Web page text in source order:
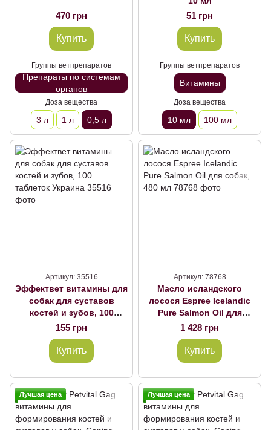
470 грн
Купить
Группы ветпрепаратов
Препараты по системам
органов
Доза вещества
3 л 1 л 0,5 л
51 грн
Купить
Группы ветпрепаратов
Витамины
Доза вещества
10 мл 100 мл
Артикул: 35516
Эффектвет витамины для
собак для суставов
костей и зубов, 100
таблеток Украина
155 грн
Купить
Артикул: 78768
Масло исландского
лосося Espree Icelandic
Pure Salmon Oil для
собак, 480 мл
1 428 грн
Купить
Лучшая цена Лучшая цена